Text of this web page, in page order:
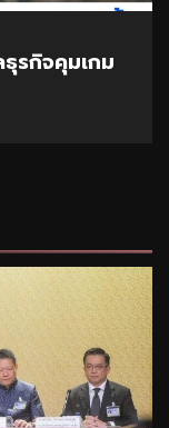
รกิจคุมเกม